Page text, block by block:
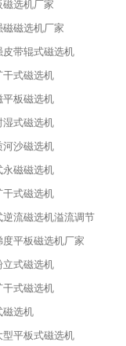
磁选机厂家
磁磁选机厂家
皮带辊式磁选机
干式磁选机
平板磁选机
湿式磁选机
河沙磁选机
永磁磁选机
干式磁选机
逆流磁选机溢流调节
度平板磁选机厂家
立式磁选机
干式磁选机
磁选机
型平板式磁选机